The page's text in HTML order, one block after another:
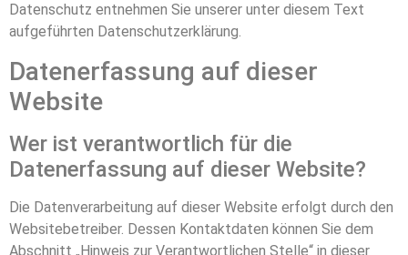
Datenschutz entnehmen Sie unserer unter diesem Text
aufgeführten Datenschutzerklärung.
Datenerfassung auf dieser
Website
Wer ist verantwortlich für die
Datenerfassung auf dieser Website?
Die Datenverarbeitung auf dieser Website erfolgt durch den
Websitebetreiber. Dessen Kontaktdaten können Sie dem
Abschnitt „Hinweis zur Verantwortlichen Stelle“ in dieser